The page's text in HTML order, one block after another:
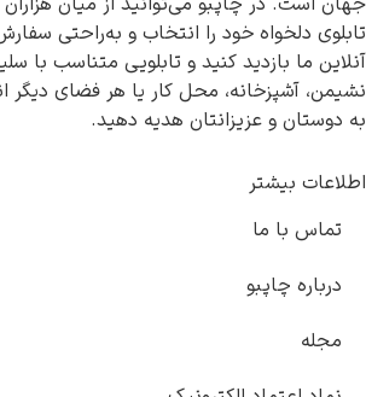
تابلوی دلخواه خود را انتخاب و به‌راحتی
آنلاین ما بازدید کنید و تابلویی متناسب با
نشیمن، آشپزخانه، محل کار یا هر فضای دیگر
به دوستان و عزیزانتان هدیه دهید.
اطلاعات بیشتر
تماس با ما
درباره چاپبو
مجله